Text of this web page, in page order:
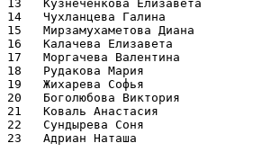
13   Кузнеченкова
14   Чухланцева Галина
15   Мирзамухаметова Диана
16   Калачева Елизавета
17   Моргачева
18   Рудакова Мария
19   Жихарева Софья
20   Боголюбова
21   Коваль Анастасия
22   Сундырева Соня